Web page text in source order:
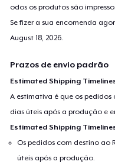
odos os produtos são
Se fizer a sua encomenda
August 18, 2026
Prazos de envio padrão
Estimated Shipping
A estimativa é que os pedidos
dias úteis após a produção e
Estimated Shipping
Os pedidos com destino ao
úteis após a produção.